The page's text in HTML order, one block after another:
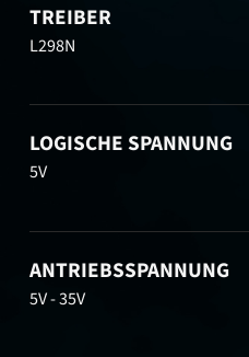
TREIBER
L298N
LOGISCHE SPANNUNG
5V
ANTRIEBSSPANNUNG
5V - 35V